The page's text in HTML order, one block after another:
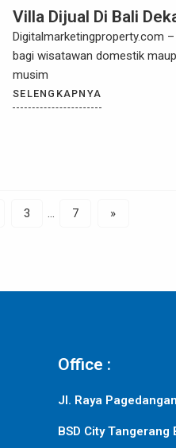
Villa Dijual Di Bali
Digitalmarketingproperty.com
bagi wisatawan domestik
musim
SELENGKAPNYA
3 … 7 »
Office :
Jl. Raya Pagedangan
BSD City Tangerang